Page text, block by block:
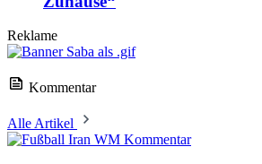
Reklame
Kommentar
Alle Artikel
Kommentar